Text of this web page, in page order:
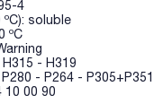
4
soluble
ºC
- H319
- P264 -
10 00 90